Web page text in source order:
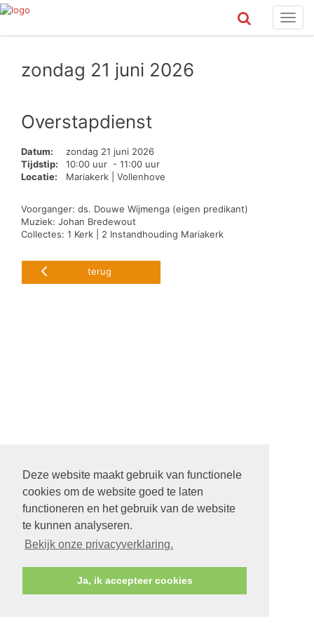
Deze website maakt gebruik van functionele
cookies om de website goed te laten
functioneren en het gebruik van de website
te kunnen analyseren.
Bekijk onze privacyverklaring.
Ja, ik accepteer cookies
zondag 21 juni 2026
Overstapdienst
Datum:
zondag 21 juni 2026
Tijdstip:
10:00 uur - 11:00 uur
Locatie:
Mariakerk | Vollenhove
Voorganger: ds. Douwe Wijmenga (eigen predikant)
Muziek: Johan Bredewout
Collectes: 1 Kerk | 2 Instandhouding Mariakerk
terug